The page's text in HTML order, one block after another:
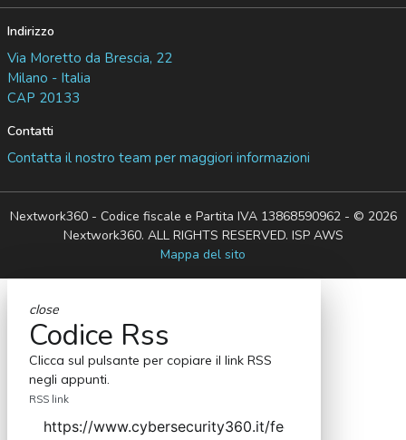
Indirizzo
Via Moretto da Brescia, 22
Milano - Italia
CAP 20133
Contatti
Contatta il nostro team per maggiori informazioni
Nextwork360 - Codice fiscale e Partita IVA 13868590962 - © 2026
Nextwork360. ALL RIGHTS RESERVED. ISP AWS
Mappa del sito
close
Codice Rss
Clicca sul pulsante per copiare il link RSS
negli appunti.
RSS link